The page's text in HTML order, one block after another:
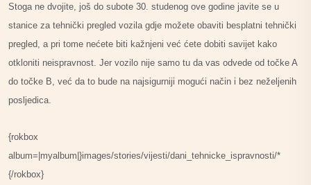
Stoga ne dvojite, još do subote 30. studenog ove godine javite se u
stanice za tehnički pregled vozila gdje možete obaviti besplatni tehnički
pregled, a pri tome nećete biti kažnjeni već ćete dobiti savijet kako
otkloniti neispravnost. Jer vozilo nije samo tu da vas odvede od točke A
do točke B, već da to bude na najsigurniji mogući način i bez neželjenih
posljedica.
{rokbox
album=|myalbum|}images/stories/vijesti/dani_tehnicke_ispravnosti/*
{/rokbox}